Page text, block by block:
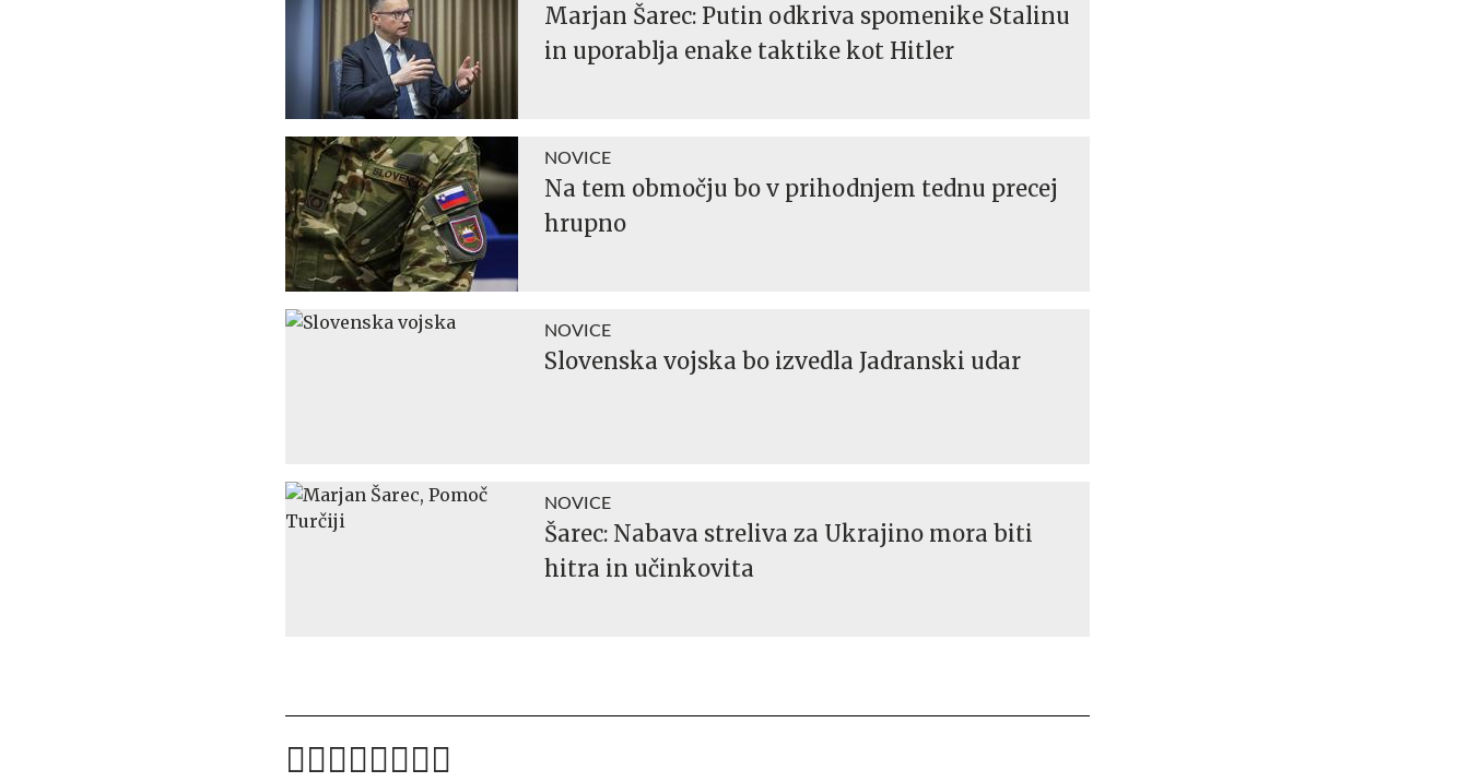
Marjan Šarec: Putin odkriva spomenike Stalinu
in uporablja enake taktike kot Hitler
NOVICE
Na tem območju bo v prihodnjem tednu precej
hrupno
NOVICE
Slovenska vojska bo izvedla Jadranski udar
NOVICE
Šarec: Nabava streliva za Ukrajino mora biti
hitra in učinkovita